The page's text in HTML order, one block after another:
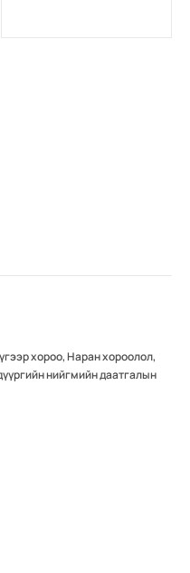
хороо, Наран хороолол,
нийгмийн даатгалын